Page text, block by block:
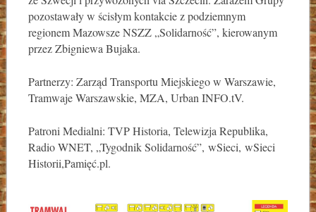
pozostawały w ścisłym kontakcie z podziemnym
regionem Mazowsze NSZZ „Solidarność”, kierowanym
przez Zbigniewa Bujaka.
Partnerzy: Zarząd Transportu Miejskiego w Warszawie,
Tramwaje Warszawskie, MZA, Urban INFO.tV.
Patroni Medialni: TVP Historia, Telewizja Republika,
Radio WNET, „Tygodnik Solidarność”, wSieci, wSieci
Historii,Pamięć.pl.